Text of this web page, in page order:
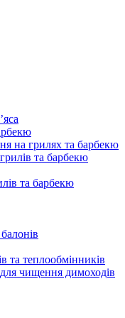
на грилях та барбекю
та барбекю
та барбекю
та теплообмінників
чищення димоходів